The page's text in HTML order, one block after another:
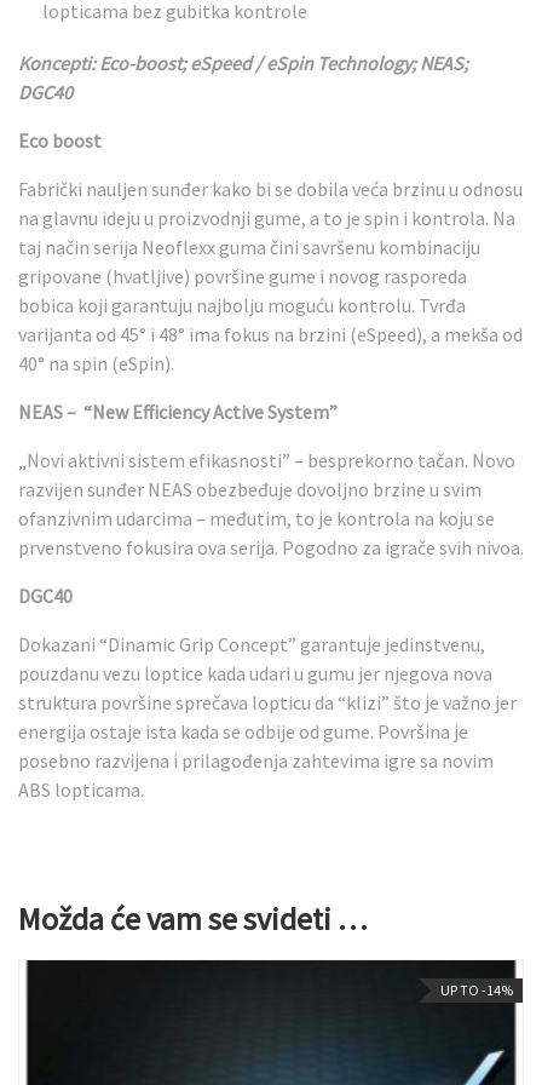
lopticama bez gubitka kontrole
Koncepti: Eco-boost; eSpeed / eSpin Technology; NEAS;
DGC40
Eco boost
Fabrički nauljen sunđer kako bi se dobila veća brzinu u odnosu
na glavnu ideju u proizvodnji gume, a to je spin i kontrola. Na
taj način serija Neoflexx guma čini savršenu kombinaciju
gripovane (hvatljive) površine gume i novog rasporeda
bobica koji garantuju najbolju moguću kontrolu. Tvrđa
varijanta od 45° i 48° ima fokus na brzini (eSpeed), a mekša od
40° na spin (eSpin).
NEAS – “New Efficiency Active System”
„Novi aktivni sistem efikasnosti” – besprekorno tačan. Novo
razvijen sunđer NEAS obezbeđuje dovoljno brzine u svim
ofanzivnim udarcima – međutim, to je kontrola na koju se
prvenstveno fokusira ova serija. Pogodno za igrače svih nivoa.
DGC40
Dokazani “Dinamic Grip Concept” garantuje jedinstvenu,
pouzdanu vezu loptice kada udari u gumu jer njegova nova
struktura površine sprečava lopticu da “klizi” što je važno jer
energija ostaje ista kada se odbije od gume. Površina je
posebno razvijena i prilagođenja zahtevima igre sa novim
ABS lopticama.
Možda će vam se svideti …
UP TO -14%